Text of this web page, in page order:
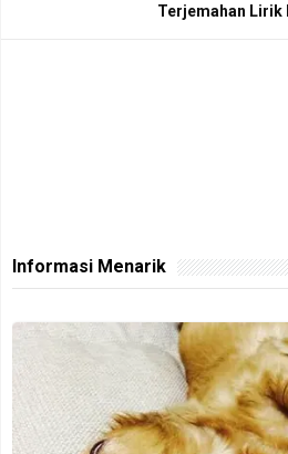
Terjemahan Lirik
Informasi Menarik